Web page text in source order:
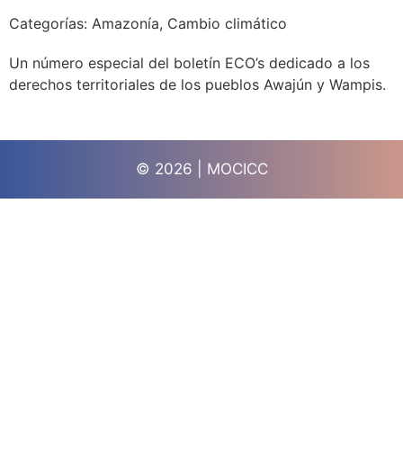
Categorías: Amazonía, Cambio climático
Un número especial del boletín ECO’s dedicado a los
derechos territoriales de los pueblos Awajún y Wampis.
© 2026 | MOCICC